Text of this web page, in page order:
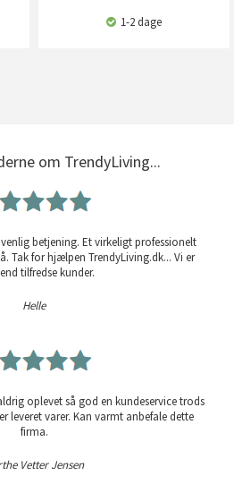
1-2 dage
om TrendyLiving...
betjening. Et virkeligt professionelt
Tak for hjælpen TrendyLiving.dk... Vi er
tilfredse kunder.
Helle
oplevet så god en kundeservice trods
leveret varer. Kan varmt anbefale dette
firma.
Vetter Jensen